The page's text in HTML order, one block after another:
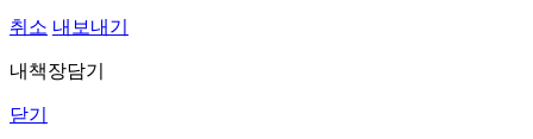
취소 내보내기
내책장담기
닫기